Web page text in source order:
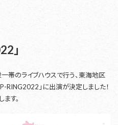
」
帯のライブハウスで行う、東海地区
RING2022」に出演が決定しました！
す。